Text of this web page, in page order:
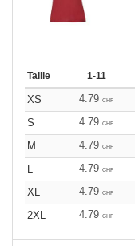
Taille 1-11
XS 4.79 CHF
S
4.79 CHF
M
4.79 CHF
L
4.79 CHF
XL
4.79 CHF
2XL
4.79 CHF